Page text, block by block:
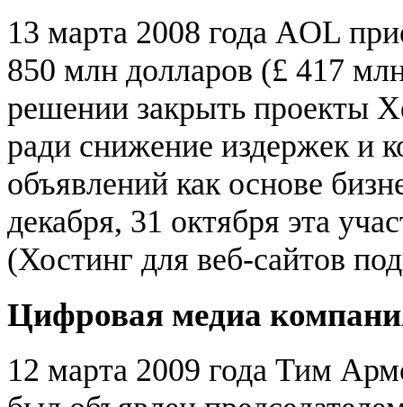
13 марта 2008 года AOL
850 млн долларов (£ 417
решении закрыть проекты
ради снижение издержек и
объявлений как основе
декабря, 31 октября эта
(Хостинг для веб-сайтов
Цифровая медиа
12 марта 2009 года Тим